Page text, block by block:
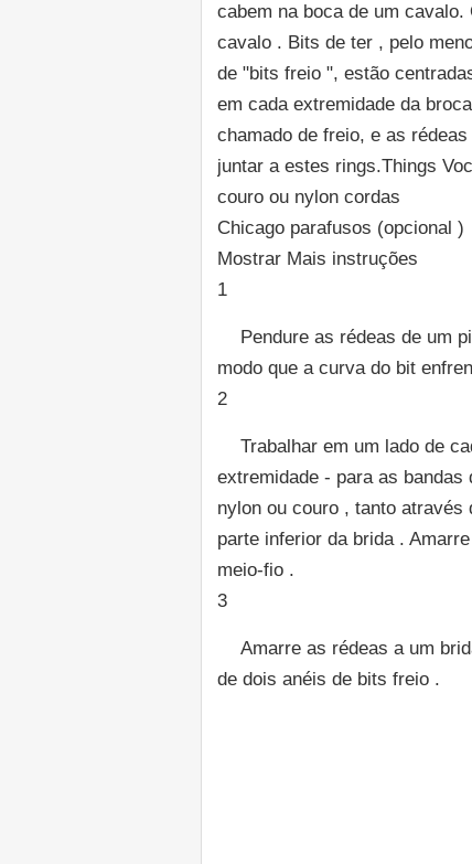
cabem na boca de um
cavalo . Bits de ter , pelo
de "bits freio ", estão
em cada extremidade da
chamado de freio, e as
juntar a estes rings.Things
couro ou nylon cordas
Chicago parafusos (opcional )
Mostrar Mais instruções
1
Pendure as rédeas de um
modo que a curva do bit
2
Trabalhar em um lado de
extremidade - para as bandas
nylon ou couro , tanto através
parte inferior da brida .
meio-fio .
3
Amarre as rédeas a um
de dois anéis de bits freio .